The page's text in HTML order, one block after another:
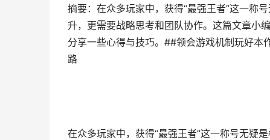
摘要：在众多玩家中，获得“最强王者”这一称
升，更需要战略思考和团队协作。这篇文章小
分享一些心得与技巧。##领会游戏机制玩好本
路
在众多玩家中，获得“最强王者”这一称号无疑